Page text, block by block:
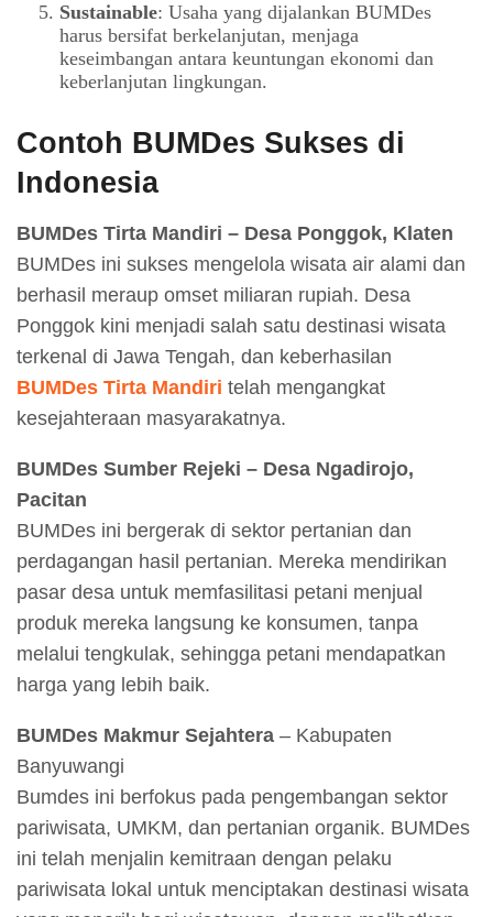
Sustainable: Usaha yang dijalankan BUMDes
harus bersifat berkelanjutan, menjaga
keseimbangan antara keuntungan ekonomi dan
keberlanjutan lingkungan.
Contoh BUMDes Sukses di
Indonesia
BUMDes Tirta Mandiri – Desa Ponggok, Klaten
BUMDes ini sukses mengelola wisata air alami dan
berhasil meraup omset miliaran rupiah. Desa
Ponggok kini menjadi salah satu destinasi wisata
terkenal di Jawa Tengah, dan keberhasilan
BUMDes Tirta Mandiri telah mengangkat
kesejahteraan masyarakatnya.
BUMDes Sumber Rejeki – Desa Ngadirojo,
Pacitan
BUMDes ini bergerak di sektor pertanian dan
perdagangan hasil pertanian. Mereka mendirikan
pasar desa untuk memfasilitasi petani menjual
produk mereka langsung ke konsumen, tanpa
melalui tengkulak, sehingga petani mendapatkan
harga yang lebih baik.
BUMDes Makmur Sejahtera – Kabupaten
Banyuwangi
Bumdes ini berfokus pada pengembangan sektor
pariwisata, UMKM, dan pertanian organik. BUMDes
ini telah menjalin kemitraan dengan pelaku
pariwisata lokal untuk menciptakan destinasi wisata